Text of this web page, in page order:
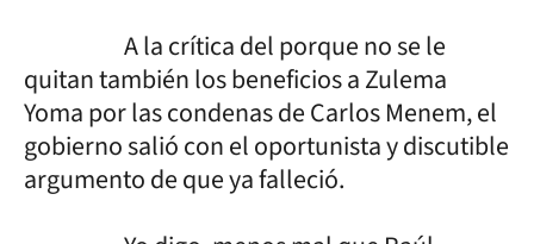
A la crítica del porque no se le
quitan también los beneficios a Zulema
Yoma por las condenas de Carlos Menem, el
gobierno salió con el oportunista y discutible
argumento de que ya falleció.